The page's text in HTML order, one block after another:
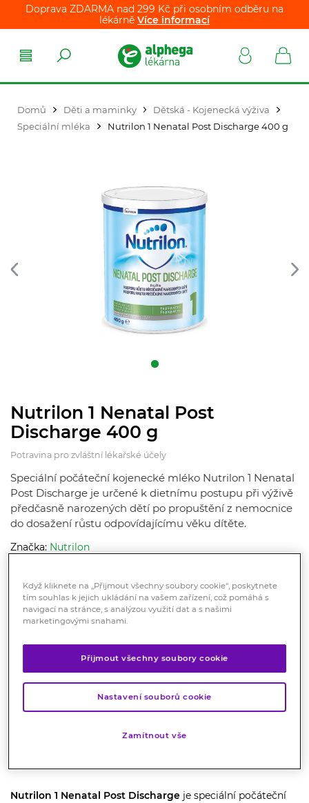
Doprava ZDARMA nad 299 Kč při osobním odběru na
lékárně Více informací
Domů Děti a maminky
Dětská - Kojenecká výživa
Speciální mléka
Nutrilon 1 Nenatal Post Discharge 400 g
Nutrilon 1 Nenatal Post
Discharge 400 g
Potravina pro zvláštní lékařské účely
Speciální počáteční kojenecké mléko Nutrilon 1 Nenatal
Post Discharge je určené k dietnímu postupu při výživě
předčasně narozených dětí po propuštění z nemocnice
do dosažení růstu odpovídajícímu věku dítěte.
Značka: Nutrilon
Skladem > 10 ks
Nutrilon 1 Nenatal Post Discharge je speciální počáteční
Když kliknete na „Přijmout všechny soubory cookie“, poskytnete
tím souhlas k jejich ukládání na vašem zařízení, což pomáhá s
navigací na stránce, s analýzou využití dat a s našimi
marketingovými snahami.
Přijmout všechny soubory cookie
Nastavení souborů cookie
Zamítnout vše